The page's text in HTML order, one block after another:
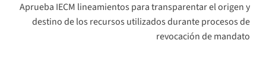
Aprueba IECM lineamientos para transparentar el origen y
destino de los recursos utilizados durante procesos de
revocación de mandato